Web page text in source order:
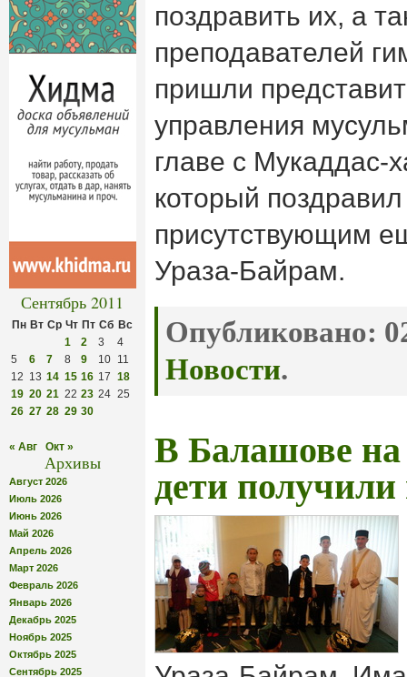
Сентябрь 2011
Пн Вт Ср Чт Пт Сб Вс
1
2 3
4
5
6 7 8 9 10 11
12 13 14 15 16 17 18
19 20 21 22 23 24 25
26 27 28 29 30
« Авг Окт »
Архивы
Август 2026
Июль 2026
Июнь 2026
Май 2026
Апрель 2026
Март 2026
Февраль 2026
Январь 2026
Декабрь 2025
Ноябрь 2025
Октябрь 2025
Сентябрь 2025
поздравить их, а
преподавателей
пришли
управления
главе с Мукаддас-
который поздравил
присутствующим
Ураза-Байрам.
Опубликовано:
Новости.
В Балашове
дети